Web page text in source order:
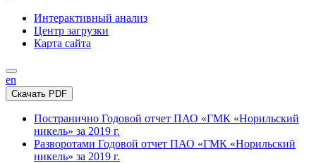
Интерактивный анализ
Центр загрузки
Карта сайта
en
Скачать PDF
Постранично Годовой отчет ПАО «ГМК «Норильский
никель» за 2019 г.
Разворотами Годовой отчет ПАО «ГМК «Норильский
никель» за 2019 г.